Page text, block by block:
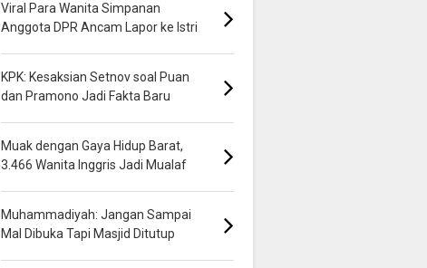
Viral Para Wanita Simpanan
Anggota DPR Ancam Lapor ke Istri
KPK: Kesaksian Setnov soal Puan
dan Pramono Jadi Fakta Baru
Muak dengan Gaya Hidup Barat,
3.466 Wanita Inggris Jadi Mualaf
Muhammadiyah: Jangan Sampai
Mal Dibuka Tapi Masjid Ditutup